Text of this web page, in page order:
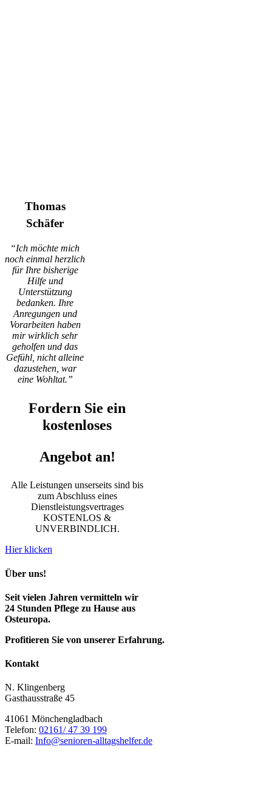
Thomas
Schäfer
“Ich möchte mich
noch einmal herzlich
für Ihre bisherige
Hilfe und
Unterstützung
bedanken. Ihre
Anregungen und
Vorarbeiten haben
mir wirklich sehr
geholfen und das
Gefühl, nicht alleine
dazustehen, war
eine Wohltat.”
Fordern Sie ein
kostenloses
Angebot an!
Alle Leistungen unserseits sind bis
zum Abschluss eines
Dienstleistungsvertrages
KOSTENLOS &
UNVERBINDLICH.
Hier klicken
Über uns!
Seit vielen Jahren vermitteln wir
24 Stunden Pflege zu Hause aus
Osteuropa.
Profitieren Sie von unserer Erfahrung.
Kontakt
N. Klingenberg
Gasthausstraße 45
41061 Mönchengladbach
Telefon: 02161/ 47 39 199
E-mail: Info@senioren-alltagshelfer.de